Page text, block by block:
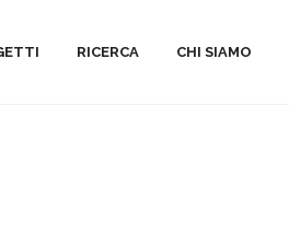
RICERCA CHI SIAMO